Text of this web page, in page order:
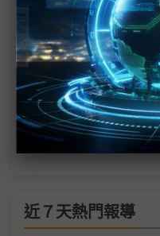
評析：Google「養龍
場幾無Gemini
搶先WWDC Google
能更新
Googlebook以Gemini
近７天熱門報導